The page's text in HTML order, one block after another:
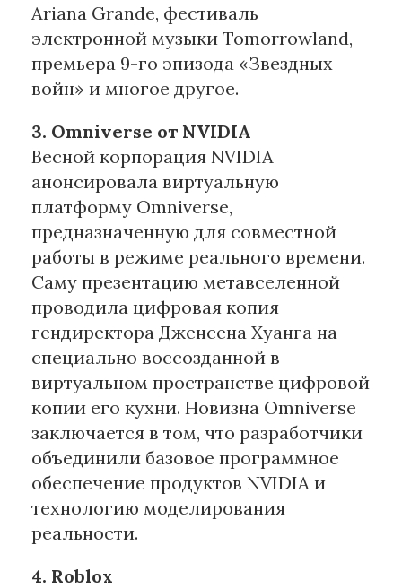
Ariana Grande, фестиваль
электронной музыки Tomorrowland,
премьера 9-го эпизода «Звездных
войн» и многое другое.
3. Omniverse от NVIDIA
Весной корпорация NVIDIA
анонсировала виртуальную
платформу Omniverse,
предназначенную для совместной
работы в режиме реального времени.
Саму презентацию метавселенной
проводила цифровая копия
гендиректора Дженсена Хуанга на
специально воссозданной в
виртуальном пространстве цифровой
копии его кухни. Новизна Omniverse
заключается в том, что разработчики
объединили базовое программное
обеспечение продуктов NVIDIA и
технологию моделирования
реальности.
4. Roblox